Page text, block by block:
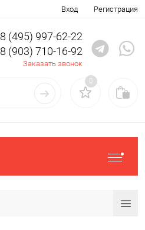
Вход Регистрация
8 (495) 997-62-22
8 (903) 710-16-92
Заказать звонок
0